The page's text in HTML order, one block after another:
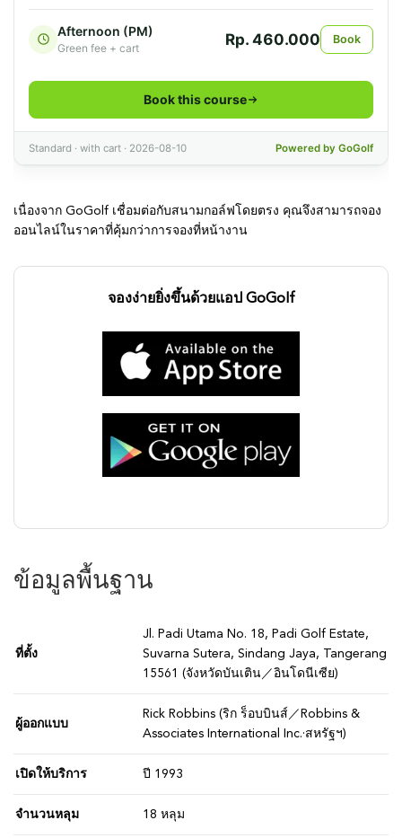
เนื่องจาก GoGolf เชื่อมต่อกับสนามกอล์ฟโดยตรง คุณจึงสามารถจอง
ออนไลน์ในราคาที่คุ้มกว่าการจองที่หน้างาน
จองง่ายยิ่งขึ้นด้วยแอป GoGolf
ข้อมูลพื้นฐาน
ที่ตั้ง
Jl. Padi Utama No. 18, Padi Golf Estate,
Suvarna Sutera, Sindang Jaya, Tangerang
15561 (จังหวัดบันเติน／อินโดนีเซีย)
ผู้ออกแบบ
Rick Robbins (ริก ร็อบบินส์／Robbins &
Associates International Inc.·สหรัฐฯ)
เปิดให้บริการ ปี 1993
จำนวนหลุม 18 หลุม